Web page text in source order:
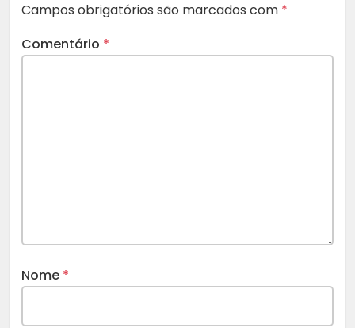
Campos obrigatórios são marcados com *
Comentário *
Nome *